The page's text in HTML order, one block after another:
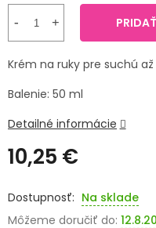
PRÍRODNÉ
LIEKY
VETERINA
10,25 €
cena:
Na sklade
Môžeme doručiť do:
Krém na ruky pre suchú
Balenie: 50 ml
Detailné informácie